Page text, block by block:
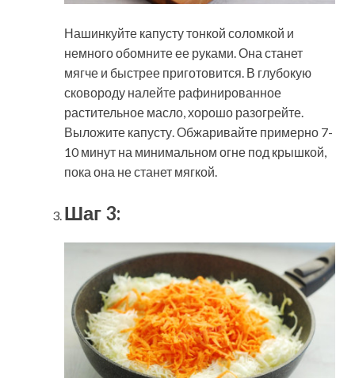
Нашинкуйте капусту тонкой соломкой и
немного обомните ее руками. Она станет
мягче и быстрее приготовится. В глубокую
сковороду налейте рафинированное
растительное масло, хорошо разогрейте.
Выложите капусту. Обжаривайте примерно 7-
10 минут на минимальном огне под крышкой,
пока она не станет мягкой.
Шаг 3: